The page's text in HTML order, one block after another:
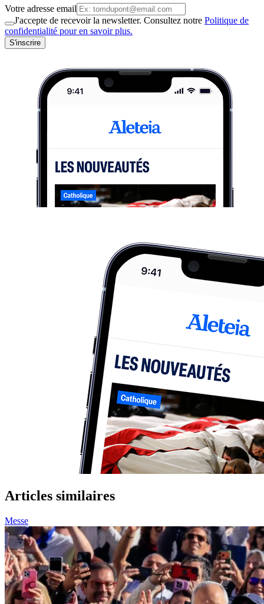
Votre adresse email
J'accepte de recevoir la newsletter. Consultez notre Politique de
confidentialité pour en savoir plus.
S'inscrire
Articles similaires
Messe